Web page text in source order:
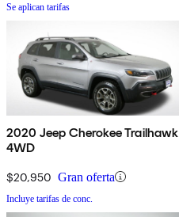
Se aplican tarifas
2020 Jeep Cherokee Trailhawk
4WD
$20,950 Gran oferta
Incluye tarifas de conc.